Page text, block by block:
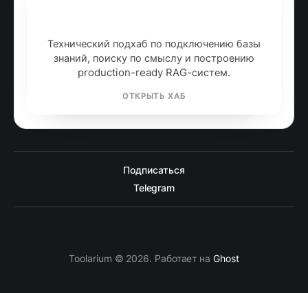
Технический подхаб по подключению базы
знаний, поиску по смыслу и построению
production-ready RAG-систем.
ОТКРЫТЬ ХАБ
Подписаться
Telegram
Toolarium © 2026. Работает на Ghost